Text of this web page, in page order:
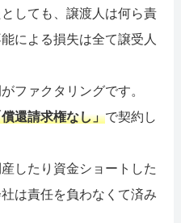
しても、譲渡人は何ら責
による損失は全て譲受人
ファクタリングです。
還請求権なし」で契約し
したり資金ショートした
は責任を負わなくて済み